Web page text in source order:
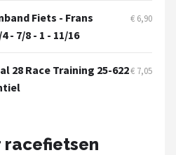
Fiets - Frans
- 7/8 - 1 - 11/16
€ 6,90
28 Race Training 25-622€ 7,05
racefietsen